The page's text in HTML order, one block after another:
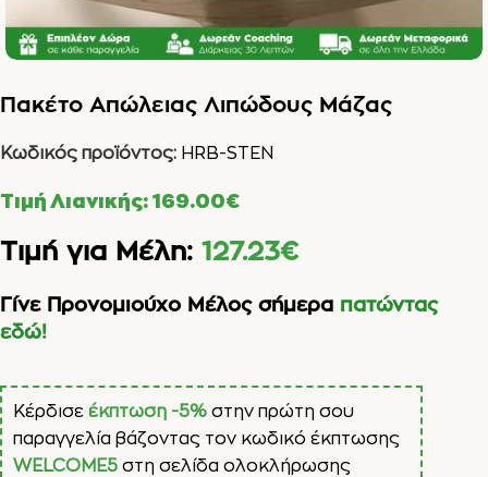
Πακέτο Απώλειας Λιπώδους Μάζας
Κωδικός προϊόντος: HRB-STEN
Τιμή Λιανικής: 169.00€
Τιμή για Μέλη: 127.23€
Γίνε Προνομιούχο Μέλος σήμερα πατώντας
εδώ!
Κέρδισε έκπτωση -5% στην πρώτη σου
παραγγελία βάζοντας τον κωδικό έκπτωσης
WELCOME5 στη σελίδα ολοκλήρωσης